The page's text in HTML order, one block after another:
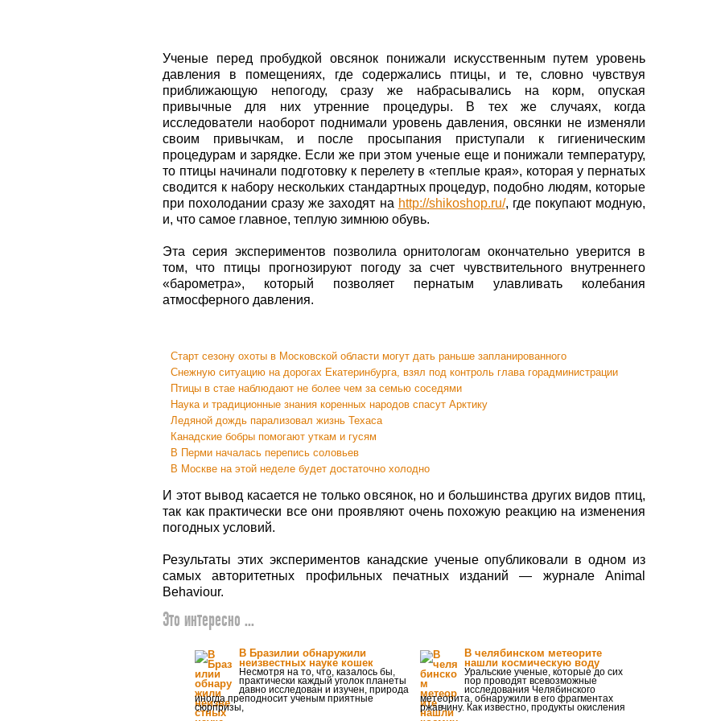
Ученые перед пробудкой овсянок понижали искусственным путем уровень
давления в помещениях, где содержались птицы, и те, словно чувствуя
приближающую непогоду, сразу же набрасывались на корм, опуская
привычные для них утренние процедуры. В тех же случаях, когда
исследователи наоборот поднимали уровень давления, овсянки не изменяли
своим привычкам, и после просыпания приступали к гигиеническим
процедурам и зарядке. Если же при этом ученые еще и понижали температуру,
то птицы начинали подготовку к перелету в «теплые края», которая у пернатых
сводится к набору нескольких стандартных процедур, подобно людям, которые
при похолодании сразу же заходят на http://shikoshop.ru/, где покупают модную,
и, что самое главное, теплую зимнюю обувь.
Эта серия экспериментов позволила орнитологам окончательно уверится в
том, что птицы прогнозируют погоду за счет чувствительного внутреннего
«барометра», который позволяет пернатым улавливать колебания
атмосферного давления.
Старт сезону охоты в Московской области могут дать раньше запланированного
Снежную ситуацию на дорогах Екатеринбурга, взял под контроль глава горадминистрации
Птицы в стае наблюдают не более чем за семью соседями
Наука и традиционные знания коренных народов спасут Арктику
Ледяной дождь парализовал жизнь Техаса
Канадские бобры помогают уткам и гусям
В Перми началась перепись соловьев
В Москве на этой неделе будет достаточно холодно
И этот вывод касается не только овсянок, но и большинства других видов птиц,
так как практически все они проявляют очень похожую реакцию на изменения
погодных условий.
Результаты этих экспериментов канадские ученые опубликовали в одном из
самых авторитетных профильных печатных изданий — журнале Animal
Behaviour.
Это интересно ...
В Бразилии обнаружили
неизвестных науке кошек
Несмотря на то, что, казалось бы,
практически каждый уголок планеты
давно исследован и изучен, природа
иногда преподносит ученым приятные
сюрпризы,
В челябинском метеорите
нашли космическую воду
Уральские ученые, которые до сих
пор проводят всевозможные
исследования Челябинского
метеорита, обнаружили в его фрагментах
ржавчину. Как известно, продукты окисления